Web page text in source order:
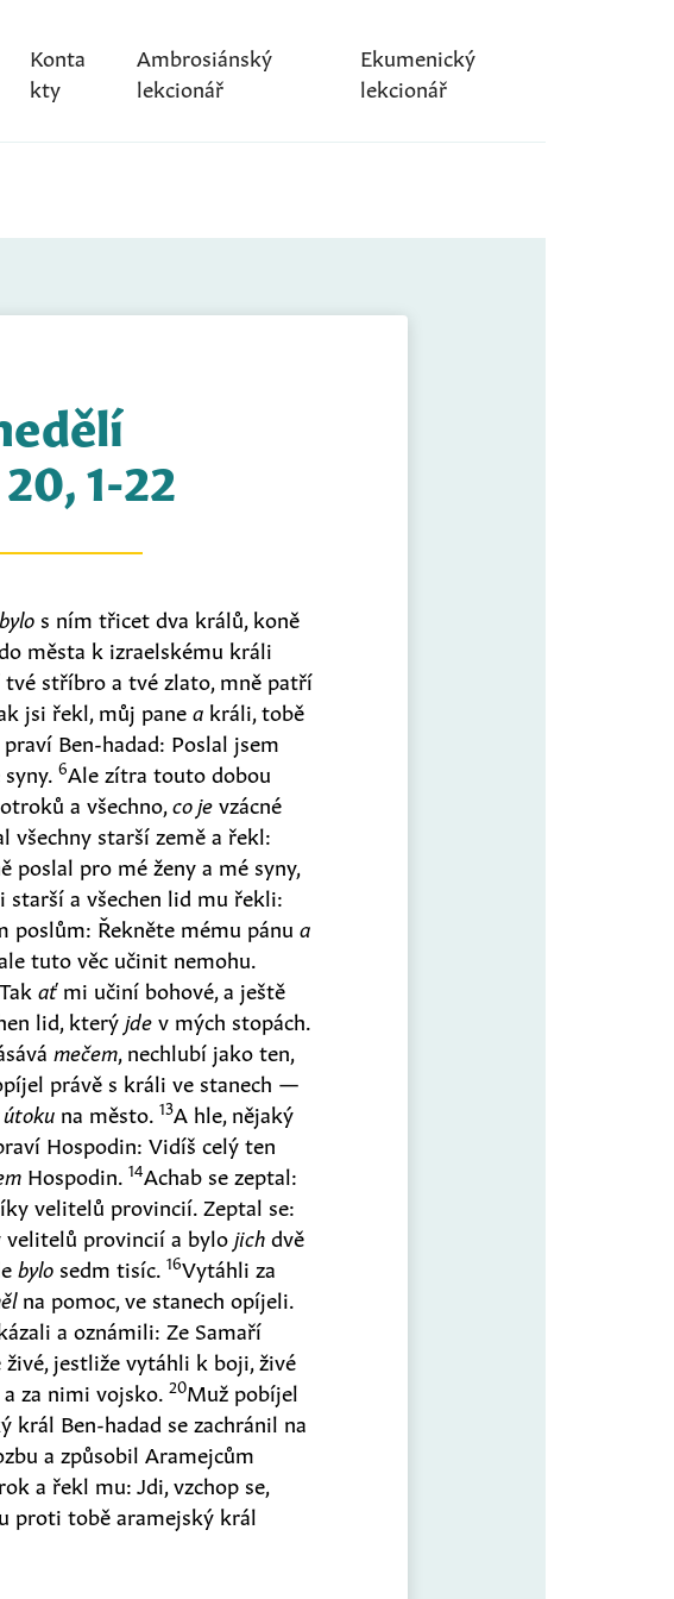
Konta
kty
Ambrosiánský
lekcionář
Ekumenický
lekcionář
1-22
bylo s ním třicet dva králů, koně
města k izraelskému králi
stříbro a tvé zlato, mně patří
jsi řekl, můj panea králi, tobě
Ben-hadad: Poslal jsem
syny.6Ale zítra touto dobou
a všechno,co jevzácné
všechny starší země a řekl:
poslal pro mé ženy a mé syny,
starší a všechen lid mu řekli:
poslům: Řekněte mému pánua
tuto věc učinit nemohu.
aťmi učiní bohové, a ještě
lid, který jdev mých stopách.
mečem, nechlubí jako ten,
právě s králi ve stanech —
na město.13A hle, nějaký
Hospodin: Vidíš celý ten
Hospodin.14Achab se zeptal:
velitelů provincií. Zeptal se:
provincií a bylo jichdvě
bylo sedm tisíc.16Vytáhli za
na pomoc, ve stanech opíjeli.
a oznámili: Ze Samaří
jestliže vytáhli k boji, živé
za nimi vojsko.20Muž pobíjel
král Ben-hadad se zachránil na
a způsobil Aramejcům
a řekl mu: Jdi, vzchop se,
proti tobě aramejský král